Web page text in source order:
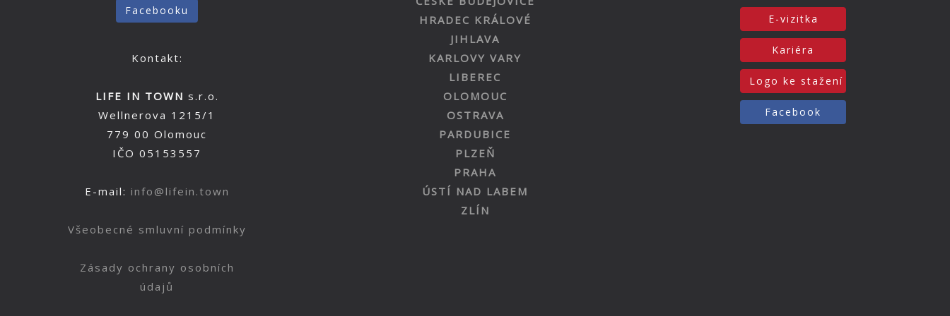
Facebooku
Kontakt:
LIFE IN TOWN s.r.o.
Wellnerova 1215/1
779 00 Olomouc
IČO 05153557
E-mail: info@lifein.town
Všeobecné smluvní podmínky
Zásady ochrany osobních
údajů
HRADEC KRÁLOVÉ
JIHLAVA
KARLOVY VARY
LIBEREC
OLOMOUC
OSTRAVA
PARDUBICE
PLZEŇ
PRAHA
ÚSTÍ NAD LABEM
ZLÍN
E-vizitka
Kariéra
Logo ke stažení
Facebook